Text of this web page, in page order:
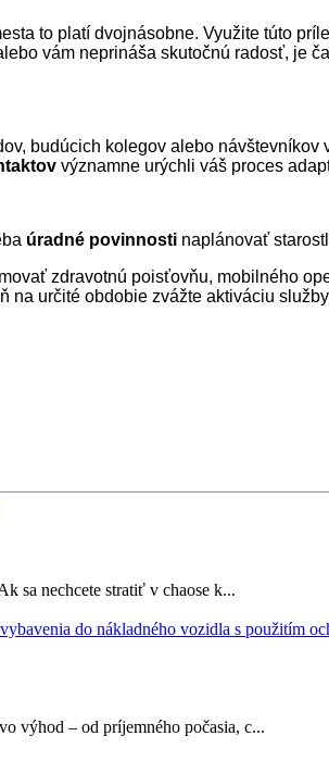
to platí dvojnásobne. Využite túto
vám neprináša skutočnú radosť, je
budúcich kolegov alebo návštevníkov
významne urýchli váš proces
úradné povinnosti naplánovať
zdravotnú poisťovňu, mobilného
určité obdobie zvážte aktiváciu
sa nechcete stratiť v chaose k...
výhod – od príjemného počasia, c...